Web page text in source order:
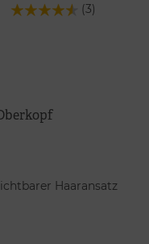
(3)
Haaransatz